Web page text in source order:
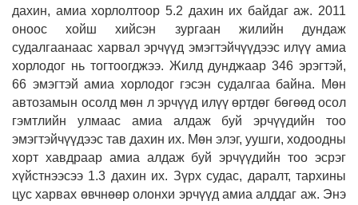
дахин, амиа хорлолтоор 5.2 дахин их байдаг аж. 2011
оноос хойш хийсэн зургаан жилийн дундаж
судалгаанаас харвал эрчүүд эмэгтэйчүүдээс илүү амиа
хорлодог нь тогтоогджээ. Жилд дунджаар 346 эрэгтэй,
66 эмэгтэй амиа хорлодог гэсэн судалгаа байна. Мөн
автозамын осолд мөн л эрчүүд илүү өртдөг бөгөөд осол
гэмтлийн улмаас амиа алдаж буй эрчүүдийн тоо
эмэгтэйчүүдээс тав дахин их. Мөн элэг, уушги, ходоодны
хорт хавдраар амиа алдаж буй эрчүүдийн тоо эсрэг
хүйстнээсээ 1.3 дахин их. Зүрх судас, даралт, тархины
цус харвах өвчнөөр олонхи эрчүүд амиа алддаг аж. Энэ